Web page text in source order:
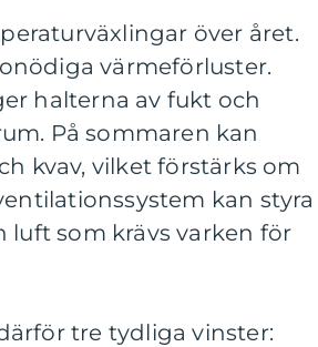
över året.
värmeförluster.
halterna av fukt och
På sommaren kan
kvav, vilket förstärks om
kan styra
luft som krävs varken för
tre tydliga vinster: